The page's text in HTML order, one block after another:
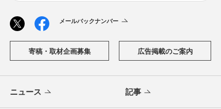
メールバックナンバー
寄稿・取材企画募集 広告掲載のご案内
ニュース 記事